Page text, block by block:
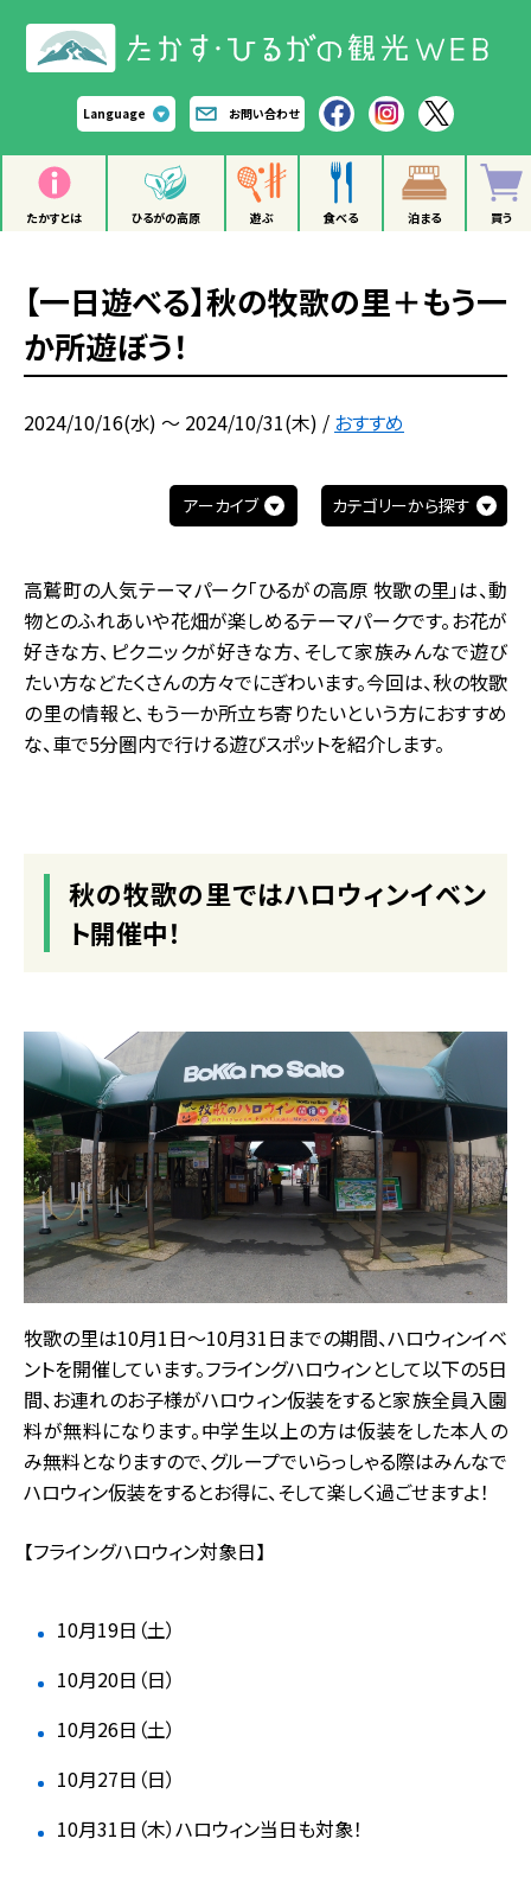
Language お問い合わせ
たかすとは ひるがの高原 遊ぶ 食べる 泊まる 買う
【一日遊べる】秋の牧歌の里＋もう一
か所遊ぼう！
2024/10/16(水) ～ 2024/10/31(木) / おすすめ
アーカイブ カテゴリーから探す
高鷲町の人気テーマパーク「ひるがの高原 牧歌の里」は、動
物とのふれあいや花畑が楽しめるテーマパークです。お花が
好きな方、ピクニックが好きな方、そして家族みんなで遊び
たい方などたくさんの方々でにぎわいます。今回は、秋の牧歌
の里の情報と、もう一か所立ち寄りたいという方におすすめ
な、車で5分圏内で行ける遊びスポットを紹介します。
秋の牧歌の里ではハロウィンイベン
ト開催中！
牧歌の里は10月1日～10月31日までの期間、ハロウィンイベ
ントを開催しています。フライングハロウィンとして以下の5日
間、お連れのお子様がハロウィン仮装をすると家族全員入園
料が無料になります。中学生以上の方は仮装をした本人の
み無料となりますので、グループでいらっしゃる際はみんなで
ハロウィン仮装をするとお得に、そして楽しく過ごせますよ！
【フライングハロウィン対象日】
10月19日（土）
10月20日（日）
10月26日（土）
10月27日（日）
10月31日（木）ハロウィン当日も対象！